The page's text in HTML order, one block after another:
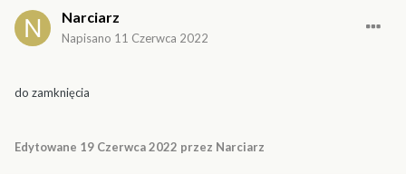
Narciarz
Napisano 11 Czerwca 2022
do zamknięcia
Edytowane 19 Czerwca 2022 przez Narciarz